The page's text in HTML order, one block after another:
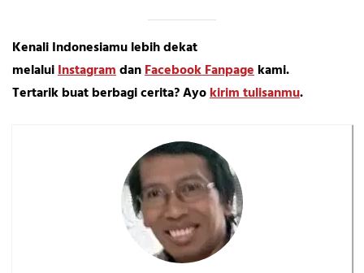
Kenali Indonesiamu lebih dekat
melaluiInstagramdanFacebook Fanpagekami.
Tertarik buat berbagi cerita? Ayokirim tulisanmu.